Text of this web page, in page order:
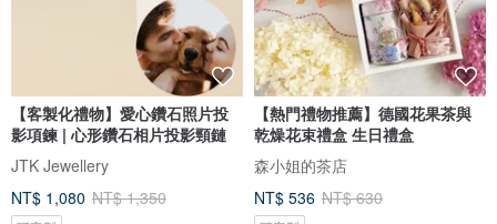
【客製化禮物】愛心鑽石照片投
影項鍊 | 心形鑽石相片投影頸鏈
JTK Jewellery
NT$ 1,080 NT$ 1,350
【熱門禮物推薦】德國花果茶與
乾燥花束禮盒 生日禮盒
森小姐的茶店
NT$ 536 NT$ 630